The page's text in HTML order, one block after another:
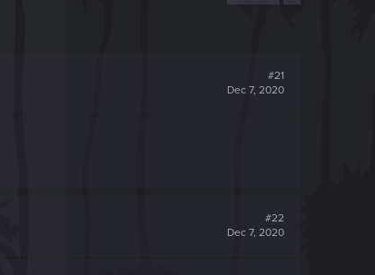
#21
Dec 7, 2020
#22
Dec 7, 2020